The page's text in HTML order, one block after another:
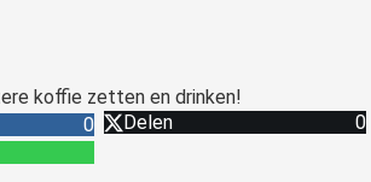
koffie zetten en drinken!
0 Delen
0